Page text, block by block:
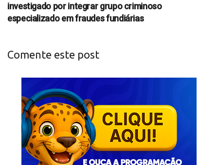
investigado por integrar grupo criminoso
especializado em fraudes fundiárias
Comente este post